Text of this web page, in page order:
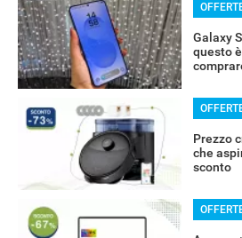
Galaxy
questo
Prezzo
che
sconto